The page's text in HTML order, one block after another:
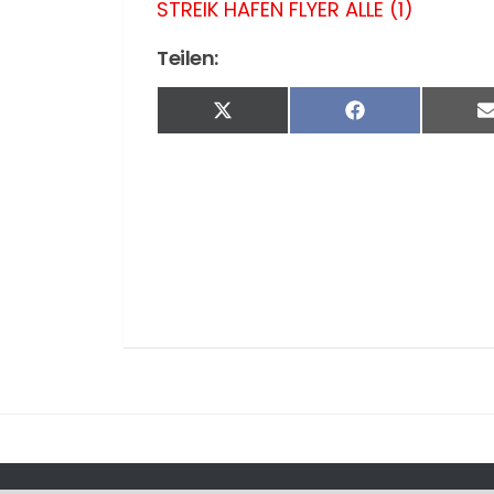
STREIK HAFEN FLYER ALLE (1)
Teilen:
Share
on
Share
on